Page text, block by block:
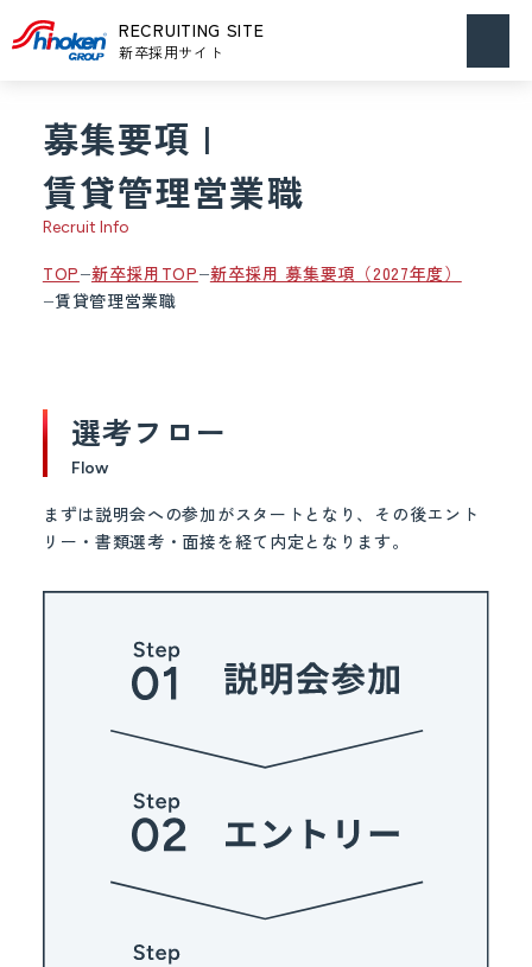
RECRUITING SITE
新卒採用サイト
募集要項 |
賃貸管理営業職
Recruit Info
TOP 新卒採用TOP 新卒採用 募集要項（2027年度）
賃貸管理営業職
選考フロー
Flow
まずは説明会への参加がスタートとなり、その後エント
リー・書類選考・面接を経て内定となります。